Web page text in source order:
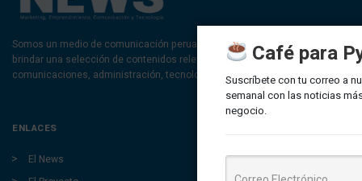
Somos un medio de comunicación peruano cuyo objetivo es
brindar una selección de contenidos relevantes sobre marketing,
comunicaciones, administración, tecnología y negocios.
ENLACES
El News
Café para
Suscríbete con tu correo a
semanal con las noticias
negocio.